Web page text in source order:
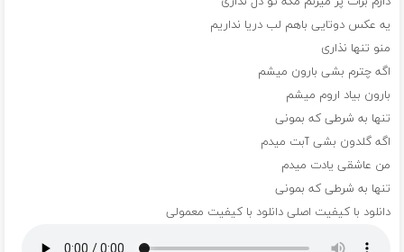
یه عکس دوتایی باهم لب دریا نداریم
منو تنها نذاری
اگه چترم بشی بارون میشم
بارون بیاد اروم میشم
تنها به شرطی که بمونی
اگه گلدون بشی آبت میدم
من عاشقی یادت میدم
تنها به شرطی که بمونی
دانلود با کیفیت اصلی دانلود با کیفیت معمولی